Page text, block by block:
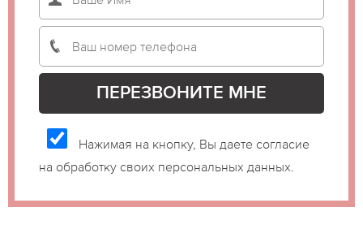
Нажимая на кнопку, Вы даете согласие
на обработку своих персональных данных.